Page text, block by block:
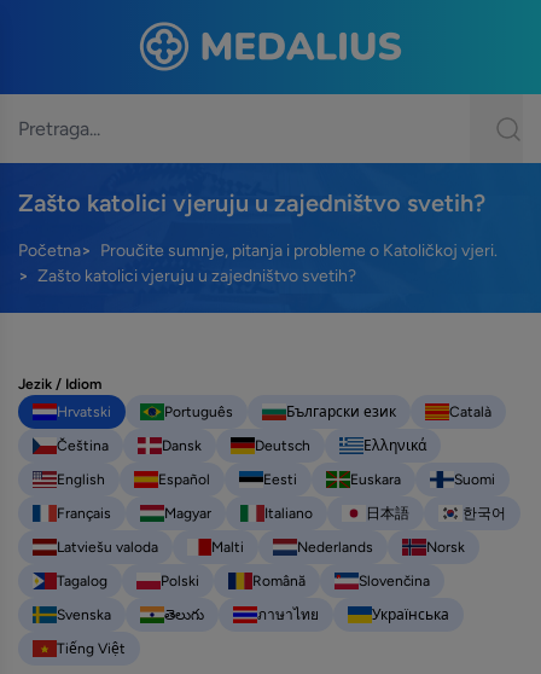
Zašto katolici vjeruju u zajedništvo svetih?
Početna
Proučite sumnje, pitanja i probleme o Katoličkoj vjeri.
Zašto katolici vjeruju u zajedništvo svetih?
Jezik / Idiom
Hrvatski
Português Български език
Català
Čeština
Dansk Deutsch
Ελληνικά
English
Español Eesti Euskara
Suomi
Français
Magyar Italiano 日本語
한국어
Latviešu valoda
Malti Nederlands
Norsk
Tagalog
Polski Română
Slovenčina
Svenska
తెలుగు ภาษาไทย
Українська
Tiếng Việt